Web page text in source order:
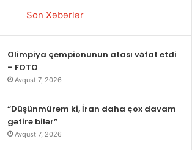
Son Xəbərlər
Olimpiya çempionunun atası vəfat etdi
– FOTO
Avqust 7, 2026
“Düşünmürəm ki, İran daha çox davam
gətirə bilər”
Avqust 7, 2026